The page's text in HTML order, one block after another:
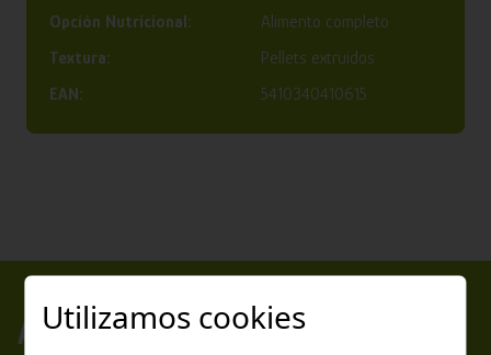
Opción Nutricional:
Alimento completo
Textura:
Pellets extruidos
EAN:
5410340410615
Apúntate a nuestros boletines
Utilizamos cookies